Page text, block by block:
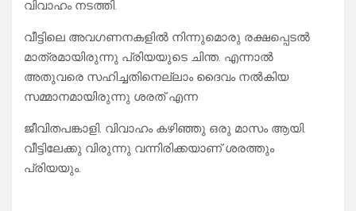
വിവാഹം നടത്തി.
വീട്ടിലെ അവഗണനകളിൽ നിന്നുമൊരു രക്ഷപ്പെടൽ
മാത്രമായിരുന്നു പ്രിയയുടെ ചിന്ത. എന്നാൽ
അതുവരെ സഹിച്ചതിനെല്ലാം ദൈവം നൽകിയ
സമ്മാനമായിരുന്നു ശരത് എന്ന
ജീവിതപങ്കാളി. വിവാഹം കഴിഞ്ഞു ഒരു മാസം ആയി.
വീട്ടിലേക്കു വിരുന്നു വന്നിരിക്കയാണ് ശരത്തും
പ്രിയയും.